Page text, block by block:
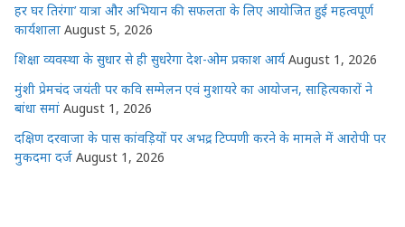
हर घर तिरंगा’ यात्रा और अभियान की सफलता के लिए आयोजित हुई महत्वपूर्ण
कार्यशाला August 5, 2026
शिक्षा व्यवस्था के सुधार से ही सुधरेगा देश-ओम प्रकाश आर्य August 1, 2026
मुंशी प्रेमचंद जयंती पर कवि सम्मेलन एवं मुशायरे का आयोजन, साहित्यकारों ने
बांधा समां August 1, 2026
दक्षिण दरवाजा के पास कांवड़ियों पर अभद्र टिप्पणी करने के मामले में आरोपी पर
मुकदमा दर्ज August 1, 2026